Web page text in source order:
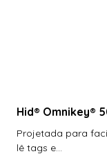
Hid® Omnikey®
Projetada para
lê tags e...